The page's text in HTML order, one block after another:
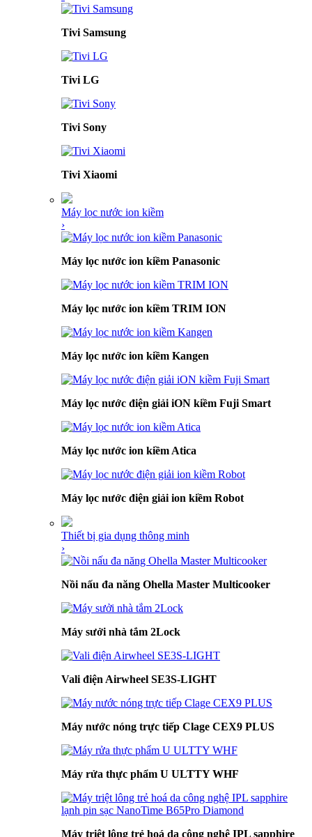
Tivi Samsung
Tivi LG
Tivi Sony
Tivi Xiaomi
Máy lọc nước ion kiềm
›
Máy lọc nước ion kiềm Panasonic
Máy lọc nước ion kiềm TRIM ION
Máy lọc nước ion kiềm Kangen
Máy lọc nước điện giải iON kiềm Fuji Smart
Máy lọc nước ion kiềm Atica
Máy lọc nước điện giải ion kiềm Robot
Thiết bị gia dụng thông minh
›
Nồi nấu đa năng Ohella Master Multicooker
Máy sưởi nhà tắm 2Lock
Vali điện Airwheel SE3S-LIGHT
Máy nước nóng trực tiếp Clage CEX9 PLUS
Máy rửa thực phẩm U ULTTY WHF
Máy triệt lông trẻ hoá da công nghệ IPL sapphire